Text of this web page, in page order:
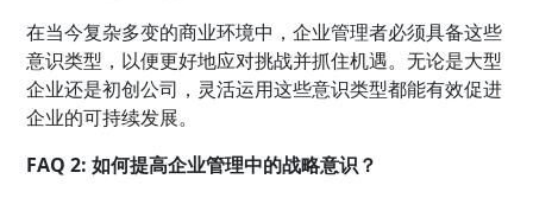
在当今复杂多变的商业环境中，企业管理者必须具备这些
意识类型，以便更好地应对挑战并抓住机遇。无论是大型
企业还是初创公司，灵活运用这些意识类型都能有效促进
企业的可持续发展。
FAQ 2: 如何提高企业管理中的战略意识？